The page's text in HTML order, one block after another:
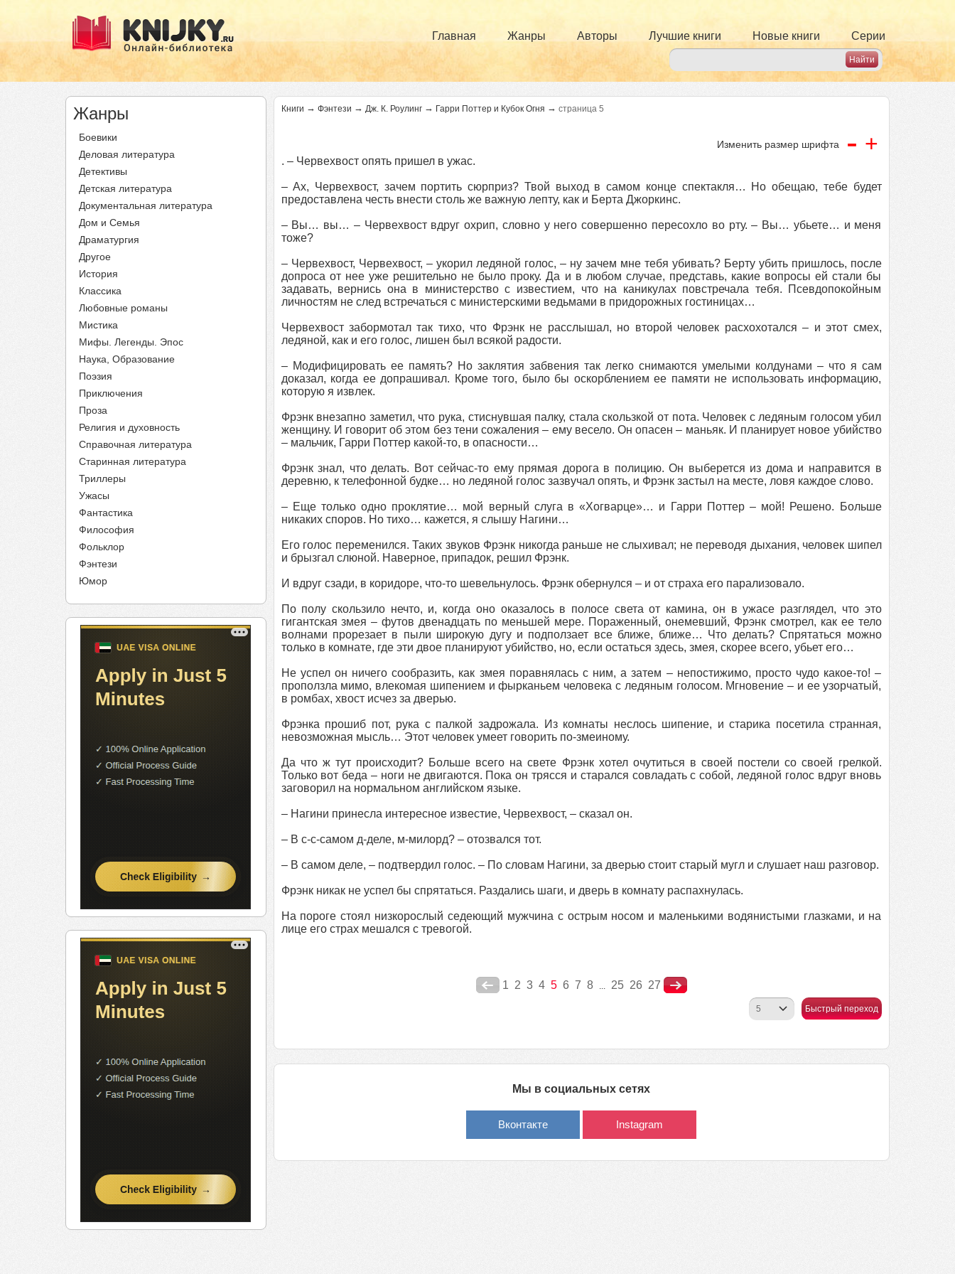
Главная Жанры Авторы Лучшие книги Новые книги Серии
Жанры
Боевики
Деловая литература
Детективы
Детская литература
Документальная литература
Дом и Семья
Драматургия
Другое
История
Классика
Любовные романы
Мистика
Мифы. Легенды. Эпос
Наука, Образование
Поэзия
Приключения
Проза
Религия и духовность
Справочная литература
Старинная литература
Триллеры
Ужасы
Фантастика
Философия
Фольклор
Фэнтези
Юмор
Книги → Фэнтези → Дж. К. Роулинг → Гарри Поттер и Кубок Огня → страница 5
Изменить размер шрифта - +
. – Червехвост опять пришел в ужас.
– Ах, Червехвост, зачем портить сюрприз? Твой выход в самом конце спектакля… Но обещаю, тебе будет
предоставлена честь внести столь же важную лепту, как и Берта Джоркинс.
– Вы… вы… – Червехвост вдруг охрип, словно у него совершенно пересохло во рту. – Вы… убьете… и меня
тоже?
– Червехвост, Червехвост, – укорил ледяной голос, – ну зачем мне тебя убивать? Берту убить пришлось, после
допроса от нее уже решительно не было проку. Да и в любом случае, представь, какие вопросы ей стали бы
задавать, вернись она в министерство с известием, что на каникулах повстречала тебя. Псевдопокойным
личностям не след встречаться с министерскими ведьмами в придорожных гостиницах…
Червехвост забормотал так тихо, что Фрэнк не расслышал, но второй человек расхохотался – и этот смех,
ледяной, как и его голос, лишен был всякой радости.
– Модифицировать ее память? Но заклятия забвения так легко снимаются умелыми колдунами – что я сам
доказал, когда ее допрашивал. Кроме того, было бы оскорблением ее памяти не использовать информацию,
которую я извлек.
Фрэнк внезапно заметил, что рука, стиснувшая палку, стала скользкой от пота. Человек с ледяным голосом убил
женщину. И говорит об этом без тени сожаления – ему весело. Он опасен – маньяк. И планирует новое убийство
– мальчик, Гарри Поттер какой-то, в опасности…
Фрэнк знал, что делать. Вот сейчас-то ему прямая дорога в полицию. Он выберется из дома и направится в
деревню, к телефонной будке… но ледяной голос зазвучал опять, и Фрэнк застыл на месте, ловя каждое слово.
– Еще только одно проклятие… мой верный слуга в «Хогварце»… и Гарри Поттер – мой! Решено. Больше
никаких споров. Но тихо… кажется, я слышу Нагини…
Его голос переменился. Таких звуков Фрэнк никогда раньше не слыхивал; не переводя дыхания, человек шипел
и брызгал слюной. Наверное, припадок, решил Фрэнк.
И вдруг сзади, в коридоре, что-то шевельнулось. Фрэнк обернулся – и от страха его парализовало.
По полу скользило нечто, и, когда оно оказалось в полосе света от камина, он в ужасе разглядел, что это
гигантская змея – футов двенадцать по меньшей мере. Пораженный, онемевший, Фрэнк смотрел, как ее тело
волнами прорезает в пыли широкую дугу и подползает все ближе, ближе… Что делать? Спрятаться можно
только в комнате, где эти двое планируют убийство, но, если остаться здесь, змея, скорее всего, убьет его…
Не успел он ничего сообразить, как змея поравнялась с ним, а затем – непостижимо, просто чудо какое-то! –
проползла мимо, влекомая шипением и фырканьем человека с ледяным голосом. Мгновение – и ее узорчатый,
в ромбах, хвост исчез за дверью.
Фрэнка прошиб пот, рука с палкой задрожала. Из комнаты неслось шипение, и старика посетила странная,
невозможная мысль… Этот человек умеет говорить по-змеиному.
Да что ж тут происходит? Больше всего на свете Фрэнк хотел очутиться в своей постели со своей грелкой.
Только вот беда – ноги не двигаются. Пока он трясся и старался совладать с собой, ледяной голос вдруг вновь
заговорил на нормальном английском языке.
– Нагини принесла интересное известие, Червехвост, – сказал он.
– В с-с-самом д-деле, м-милорд? – отозвался тот.
– В самом деле, – подтвердил голос. – По словам Нагини, за дверью стоит старый мугл и слушает наш разговор.
Фрэнк никак не успел бы спрятаться. Раздались шаги, и дверь в комнату распахнулась.
На пороге стоял низкорослый седеющий мужчина с острым носом и маленькими водянистыми глазками, и на
лице его страх мешался с тревогой.
1 2 3 4 5 6 7 8 ... 25 26 27
Быстрый переход
Мы в социальных сетях
Вконтакте Instagram